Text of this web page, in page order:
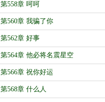
第558章 呵呵
第560章 我骗了你
第562章 好事
第564章 他必将名震星空
第566章 祝你好运
第568章 什么人